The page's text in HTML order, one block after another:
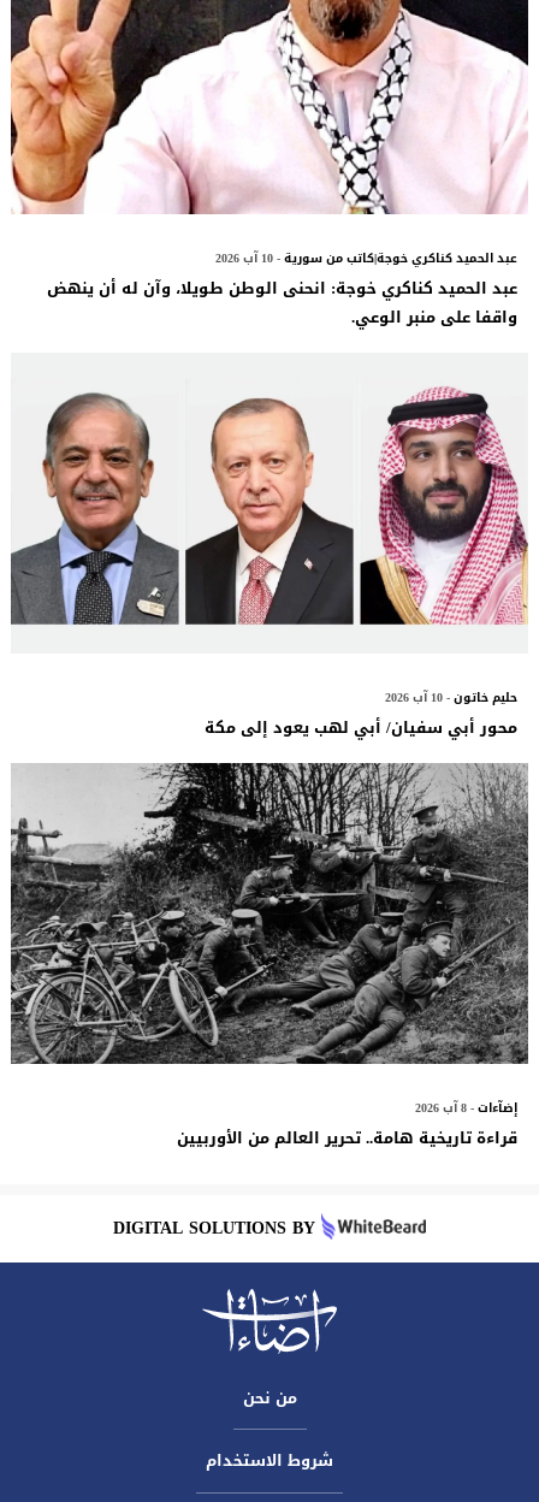
عبد الحميد كناكري خوجة|كاتب من سورية- 10 آب 2026
عبد الحميد كناكري خوجة: انحنى الوطن طويلا، وآن له أن ينهض
واقفا على منبر الوعي.
حليم خاتون- 10 آب 2026
محور أبي سفيان/ أبي لهب يعود إلى مكة
إضآءات- 8 آب 2026
قراءة تاريخية هامة.. تحرير العالم من الأوربيين
DIGITAL SOLUTIONS BY
من نحن
شروط الاستخدام